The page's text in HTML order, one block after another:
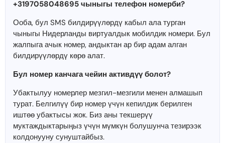
+3197058048695 чыныгы телефон номерби?
Ооба, бул SMS билдирүүлөрдү кабыл ала турган
чыныгы Нидерланды виртуалдык мобилдик номери. Бул
жалпыга ачык номер, андыктан ар бир адам алган
билдирүүлөрдү көрө алат.
Бул номер канчага чейин активдүү болот?
Убактылуу номерлер мезгил-мезгили менен алмашып
турат. Белгилүү бир номер үчүн кепилдик берилген
иштөө убактысы жок. Биз аны текшерүү
муктаждыктарыңыз үчүн мүмкүн болушунча тезирээк
колдонууну сунуштайбыз.